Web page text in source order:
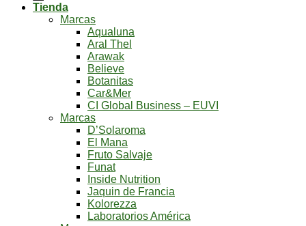
Tienda
Marcas
Aqualuna
Aral Thel
Arawak
Believe
Botanitas
Car&Mer
CI Global Business – EUVI
Marcas
D’Solaroma
El Mana
Fruto Salvaje
Funat
Inside Nutrition
Jaquin de Francia
Kolorezza
Laboratorios América